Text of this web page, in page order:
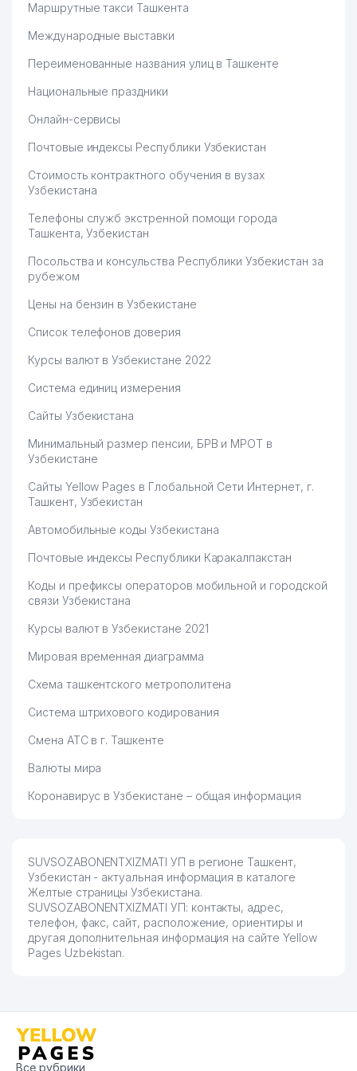
Маршрутные такси Ташкента
Международные выставки
Переименованные названия улиц в Ташкенте
Национальные праздники
Онлайн-сервисы
Почтовые индексы Республики Узбекистан
Стоимость контрактного обучения в вузах
Узбекистана
Телефоны служб экстренной помощи города
Ташкента, Узбекистан
Посольства и консульства Республики Узбекистан за
рубежом
Цены на бензин в Узбекистане
Список телефонов доверия
Курсы валют в Узбекистане 2022
Система единиц измерения
Сайты Узбекистана
Минимальный размер пенсии, БРВ и МРОТ в
Узбекистане
Сайты Yellow Pages в Глобальной Сети Интернет, г.
Ташкент, Узбекистан
Автомобильные коды Узбекистана
Почтовые индексы Республики Каракалпакстан
Коды и префиксы операторов мобильной и городской
связи Узбекистана
Курсы валют в Узбекистане 2021
Мировая временная диаграмма
Схема ташкентского метрополитена
Система штрихового кодирования
Смена АТС в г. Ташкенте
Валюты мира
Коронавирус в Узбекистане – общая информация
SUVSOZABONENTXIZMATI УП в регионе Ташкент,
Узбекистан - актуальная информация в каталоге
Желтые страницы Узбекистана.
SUVSOZABONENTXIZMATI УП: контакты, адрес,
телефон, факс, сайт, расположение, ориентиры и
другая дополнительная информация на сайте Yellow
Pages Uzbekistan.
Все рубрики